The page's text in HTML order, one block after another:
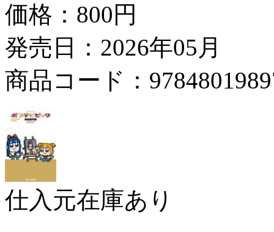
価格： 800円
発売日：2026年05月
商品コード：
仕入元在庫あり